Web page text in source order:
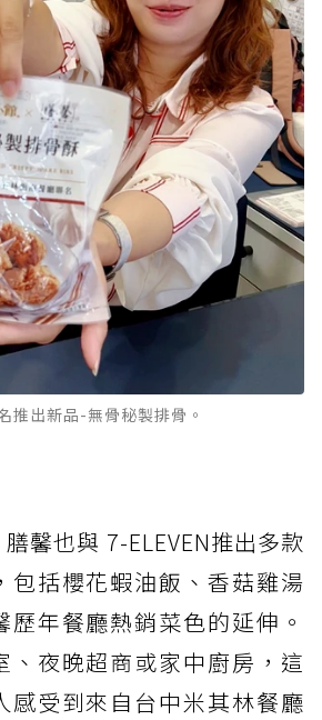
推出新品-無骨秘製排骨。
馨也與 7-ELEVEN推出多款
包括櫻花蝦油飯、香菇雞湯
歷年餐廳熱銷菜色的延伸。
、夜晚超商或家中廚房，這
感受到來自台中米其林餐廳